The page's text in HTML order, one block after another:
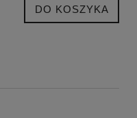
DO KOSZYKA